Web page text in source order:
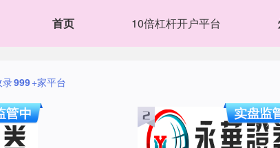
首页 10倍杠杆开户平台
录999+家平台